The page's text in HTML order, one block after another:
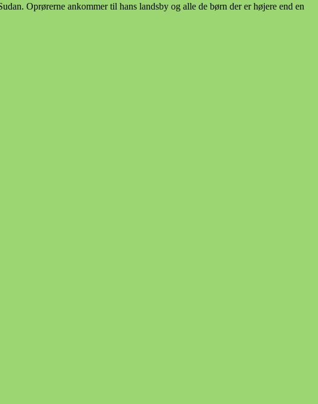
Oprørerne ankommer til hans landsby og alle de børn der er højere end en